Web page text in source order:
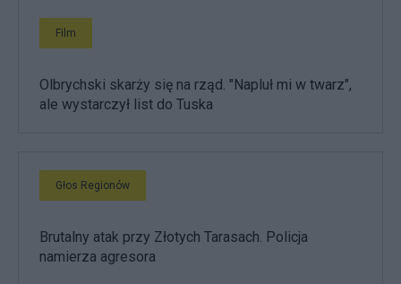
Film
Olbrychski skarży się na rząd. "Napluł mi w twarz",
ale wystarczył list do Tuska
Głos Regionów
Brutalny atak przy Złotych Tarasach. Policja
namierza agresora